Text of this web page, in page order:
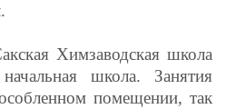
Химзаводская школа
школа. Занятия
помещении, так